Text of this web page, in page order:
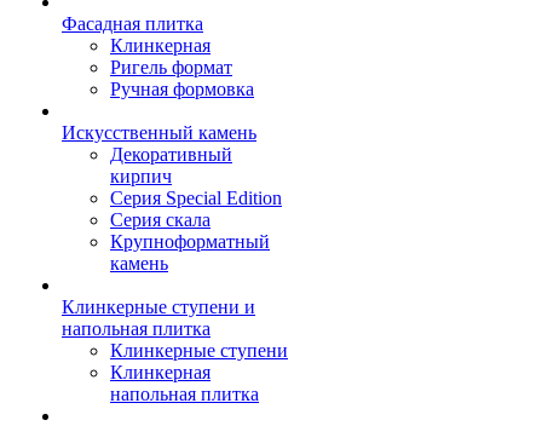
Фасадная плитка
Клинкерная
Ригель формат
Ручная формовка
Искусственный камень
Декоративный
кирпич
Серия Special Edition
Серия скала
Крупноформатный
камень
Клинкерные ступени и
напольная плитка
Клинкерные ступени
Клинкерная
напольная плитка